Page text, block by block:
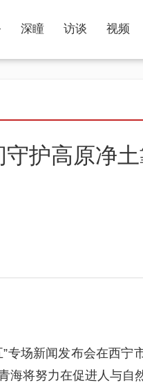
深瞳 访谈 视频
护高原净土
专场新闻发布会在西宁
海将努力在促进人与自